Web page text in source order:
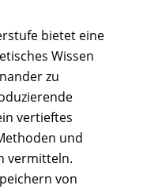
bietet eine
Wissen
zu
vertieftes
und
vermitteln.
von